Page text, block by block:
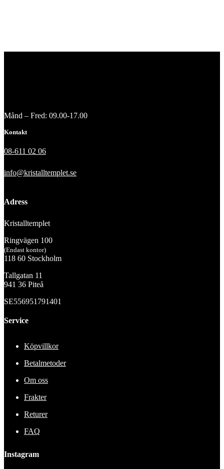
Månd – Fred: 09.00-17.00
Kontakt
08-611 02 06
info@kristalltemplet.se
Adress
Kristalltemplet
Ringvägen 100
(Endast kontor)
118 60 Stockholm
Tallgatan 11
941 36 Piteå
SE556951791401
Service
Köpvillkor
Betalmetoder
Om oss
Frakter
Returer
FAQ
Instagram